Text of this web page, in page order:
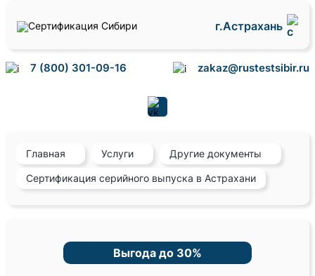
г.Астрахань
7 (800) 301-09-16 zakaz@rustestsibir.ru
Главная Услуги Другие документы
Сертификация серийного выпуска в Астрахани
Выгода до 30%